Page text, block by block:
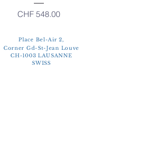
Price
CHF 548.00
Place Bel-Air 2,
Corner Gd-St-Jean Louve
CH-1003 LAUSANNE
SWISS